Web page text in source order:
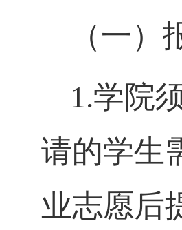
（一
1.学院
请的学生
业志愿后